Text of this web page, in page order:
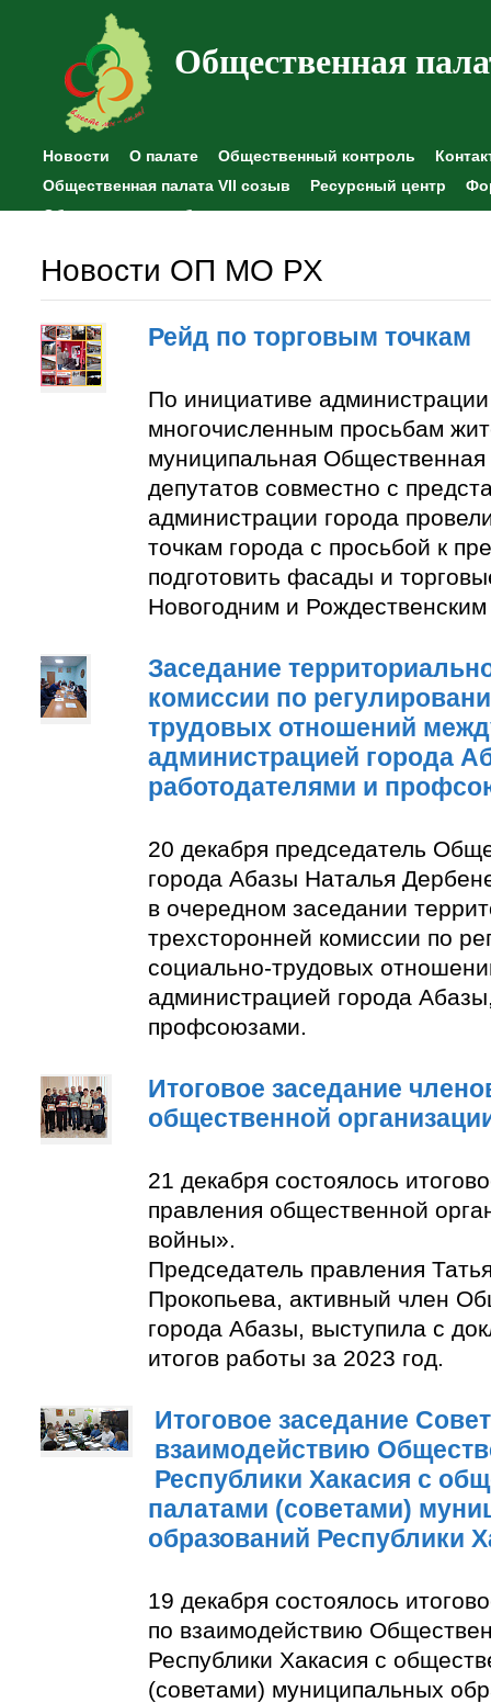
Общественная
Новости О палате Общественный контроль
Общественная палата VII созыв
Ресурсный центр
Общественные наблюдения
Новости ОП МО РХ
Рейд по торговым точкам
По инициативе
многочисленным просьбам
муниципальная Общественная
депутатов совместно с
администрации города
точкам города с просьбой к
подготовить фасады и
Новогодним и
Заседание
комиссии по
трудовых отношений
администрацией города
работодателями и
20 декабря председатель
города Абазы Наталья
в очередном заседании
трехсторонней комиссии по
социально-трудовых
администрацией города
профсоюзами.
Итоговое заседание
общественной
21 декабря состоялось
правления общественной
войны».
Председатель правления
Прокопьева, активный член
города Абазы, выступила с
итогов работы за 2023 год.
Итоговое заседание
взаимодействию
Республики Хакасия с
палатами (советами)
образований Республики
19 декабря состоялось
по взаимодействию
Республики Хакасия с
(советами) муниципальных